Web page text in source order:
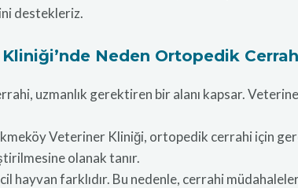
destekleriz.
Neden Ortopedik
uzmanlık gerektiren bir alanı kapsar.
Veteriner Kliniği, ortopedik cerrahi için
olanak tanır.
hayvan farklıdır. Bu nedenle, cerrahi